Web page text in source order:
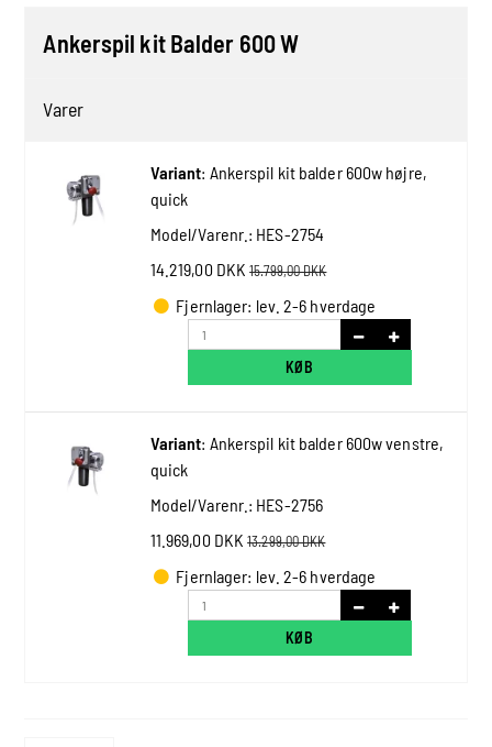
Ankerspil kit Balder 600 W
Varer
Variant: Ankerspil kit balder 600w højre,
quick
Model/Varenr.: HES-2754
14.219,00 DKK 15.799,00 DKK
Fjernlager: lev. 2-6 hverdage
KØB
Variant: Ankerspil kit balder 600w venstre,
quick
Model/Varenr.: HES-2756
11.969,00 DKK 13.299,00 DKK
Fjernlager: lev. 2-6 hverdage
KØB